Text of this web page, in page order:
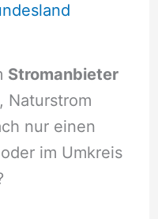
Stromanbieter
Naturstrom
nur einen
im Umkreis